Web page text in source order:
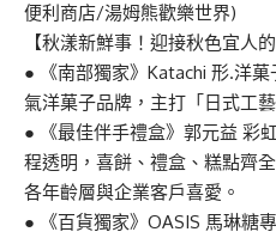
便利商店/湯姆熊歡樂世界)
【秋漾新鮮事！迎接秋色宜人
●
《南部獨家》 Katachi 形.洋菓
氣洋菓子品牌，主打「日式工藝
●
《最佳伴手禮盒》 郭元益 彩
程透明，喜餅、禮盒、糕點齊
各年齡層與企業客戶喜愛 。
●
《百貨獨家》 OASIS 馬琳糖